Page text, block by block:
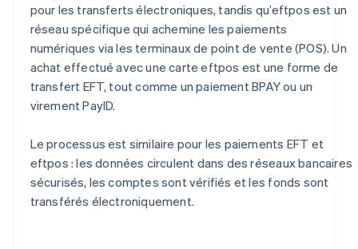
pour les transferts électroniques, tandis qu’eftpos est un
réseau spécifique qui achemine les paiements
numériques via les terminaux de point de vente (POS). Un
achat effectué avec une carte eftpos est une forme de
transfert EFT, tout comme un paiement BPAY ou un
virement PayID.
Le processus est similaire pour les paiements EFT et
eftpos : les données circulent dans des réseaux bancaires
sécurisés, les comptes sont vérifiés et les fonds sont
transférés électroniquement.